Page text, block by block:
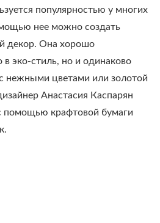
популярностью у многих
нее можно создать
декор. Она хорошо
в эко-стиль, но и одинаково
с нежными цветами или золотой
Анастасия Каспарян
помощью крафтовой бумаги